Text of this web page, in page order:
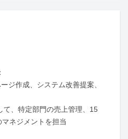
ジ作成、システム改善提案、
、特定部門の売上管理、15
ネジメントを担当